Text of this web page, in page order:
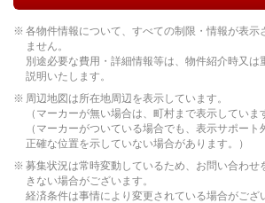
各物件情報について、すべての制限・情報が表示
ません。
別途必要な費用・詳細情報等は、物件紹介時又は
説明いたします。
周辺地図は所在地周辺を表示しています。
（マーカーが無い場合は、町村まで表示していま
（マーカーがついている場合でも、表示サポー
正確な位置を示していない場合があります。）
募集状況は常時変動しているため、お問い合わせ
きない場合がございます。
経済条件は事情により変更されている場合がござ